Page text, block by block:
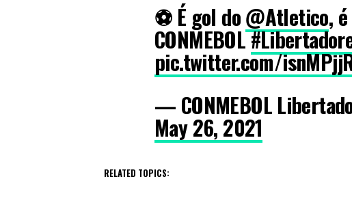
⚽ É gol do@Atletico,
CONMEBOL
pic.twitter.com/
— CONMEBOL
May 26, 2021
RELATED TOPICS: